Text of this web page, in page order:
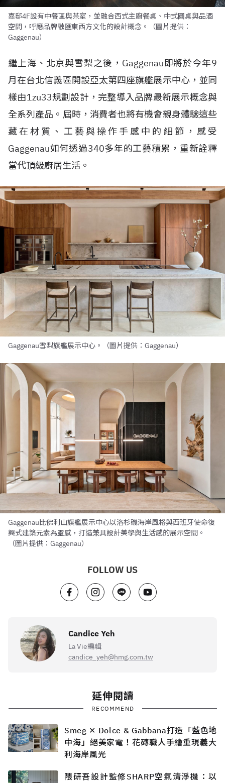
嘉邸4F設有中餐區與茶室，並融合西式主廚餐桌、中式圓桌與品酒
空間，呼應品牌融匯東西方文化的設計概念。（圖片提供：
Gaggenau）
繼上海、北京與雪梨之後，Gaggenau即將於今年9
月在台北信義區開設亞太第四座旗艦展示中心，並同
樣由1zu33規劃設計，完整導入品牌最新展示概念與
全系列產品。屆時，消費者也將有機會親身體驗這些
藏在材質、工藝與操作手感中的細節，感受
Gaggenau如何透過340多年的工藝積累，重新詮釋
當代頂級廚居生活。
Gaggenau雪梨旗艦展示中心。（圖片提供：Gaggenau）
Gaggenau比佛利山旗艦展示中心以洛杉磯海岸風格與西班牙使命復
興式建築元素為靈感，打造兼具設計美學與生活感的展示空間。
（圖片提供：Gaggenau）
FOLLOW US
Candice Yeh
La Vie編輯
candice_yeh@hmg.com.tw
延伸閱讀
RECOMMEND
Smeg ✕ Dolce & Gabbana打造「藍色地
中海」絕美家電！花磚職人手繪重現義大
利海岸風光
隈研吾設計監修SHARP空氣清淨機：以